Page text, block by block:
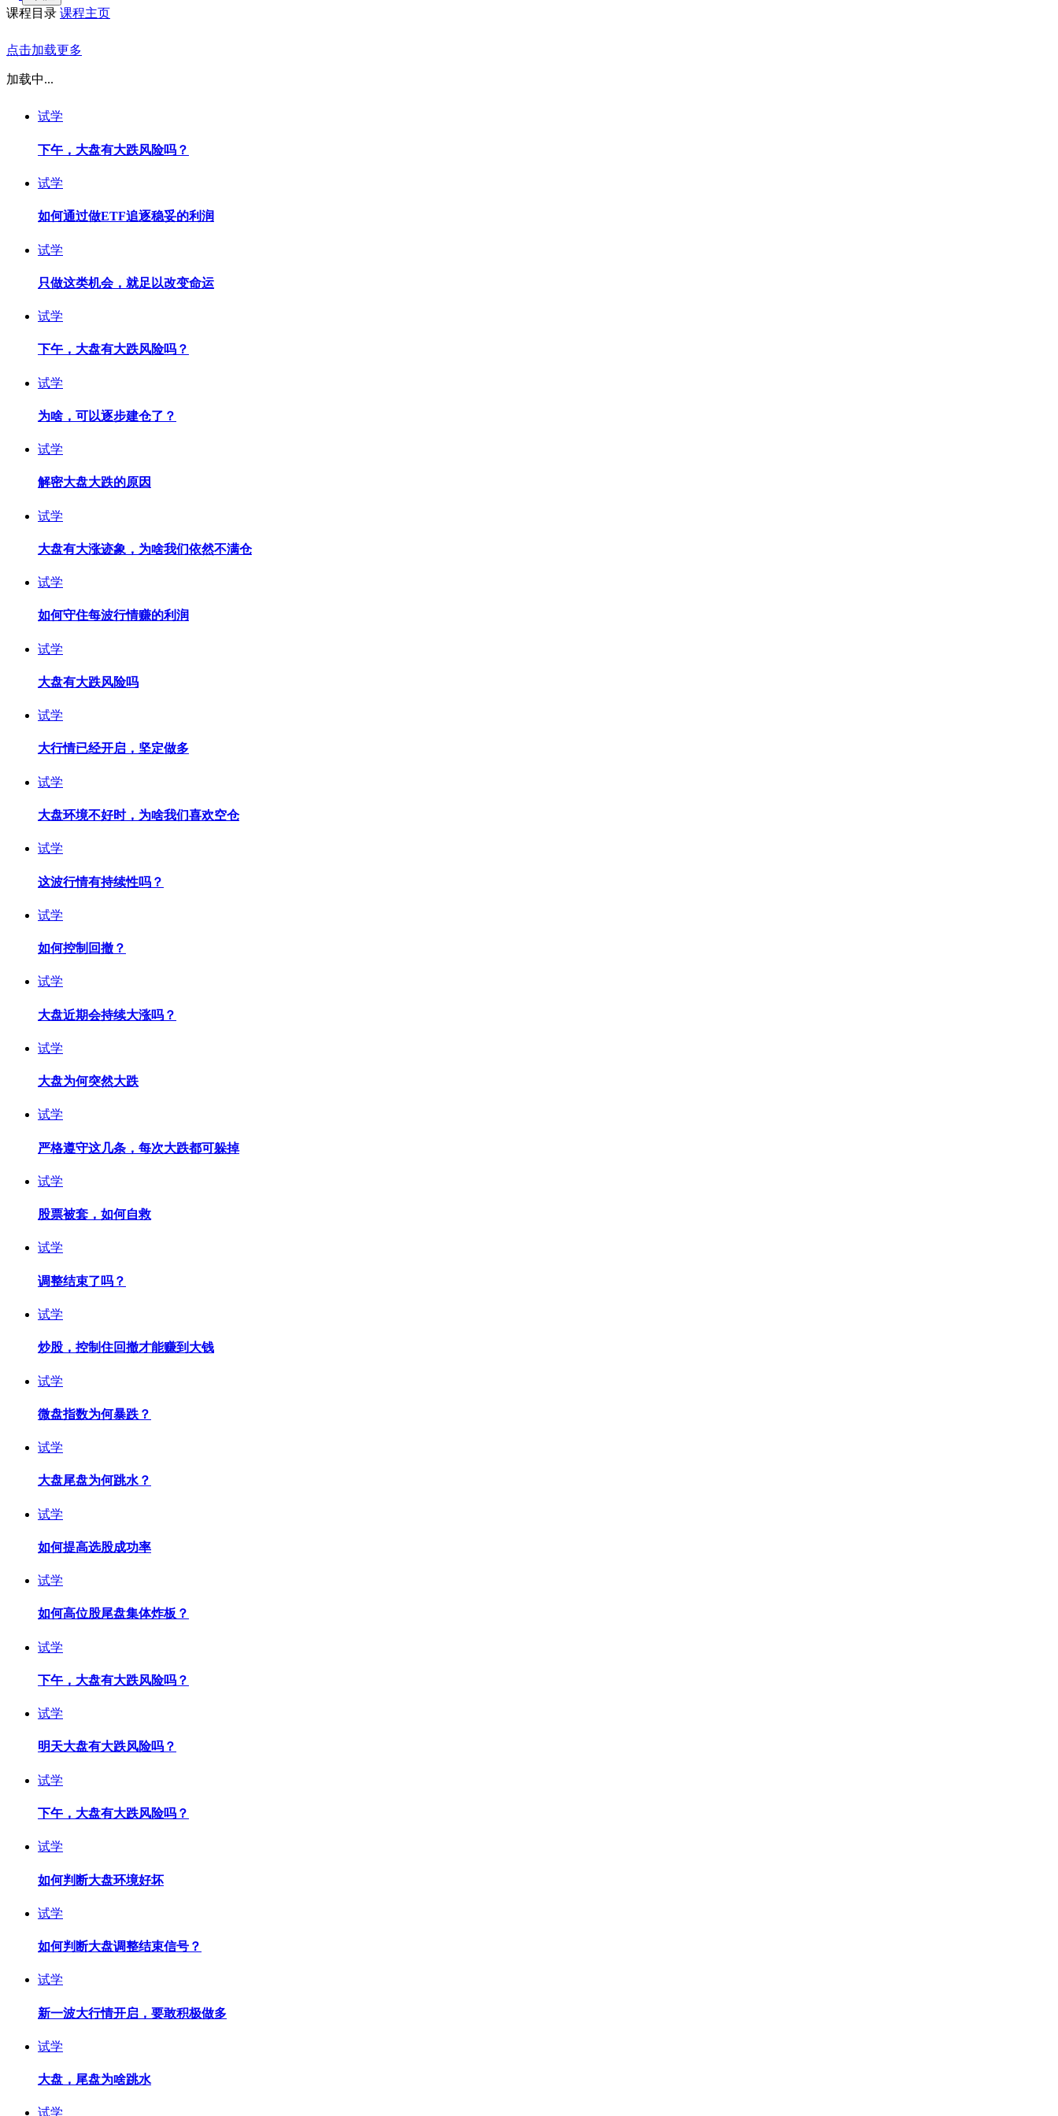
课程目录 课程主页
点击加载更多
加载中...
试学
下午，大盘有大跌风险吗？
试学
如何通过做ETF追逐稳妥的利润
试学
只做这类机会，就足以改变命运
试学
下午，大盘有大跌风险吗？
试学
为啥，可以逐步建仓了？
试学
解密大盘大跌的原因
试学
大盘有大涨迹象，为啥我们依然不满仓
试学
如何守住每波行情赚的利润
试学
大盘有大跌风险吗
试学
大行情已经开启，坚定做多
试学
大盘环境不好时，为啥我们喜欢空仓
试学
这波行情有持续性吗？
试学
如何控制回撤？
试学
大盘近期会持续大涨吗？
试学
大盘为何突然大跌
试学
严格遵守这几条，每次大跌都可躲掉
试学
股票被套，如何自救
试学
调整结束了吗？
试学
炒股，控制住回撤才能赚到大钱
试学
微盘指数为何暴跌？
试学
大盘尾盘为何跳水？
试学
如何提高选股成功率
试学
如何高位股尾盘集体炸板？
试学
下午，大盘有大跌风险吗？
试学
明天大盘有大跌风险吗？
试学
下午，大盘有大跌风险吗？
试学
如何判断大盘环境好坏
试学
如何判断大盘调整结束信号？
试学
新一波大行情开启，要敢积极做多
试学
大盘，尾盘为啥跳水
试学